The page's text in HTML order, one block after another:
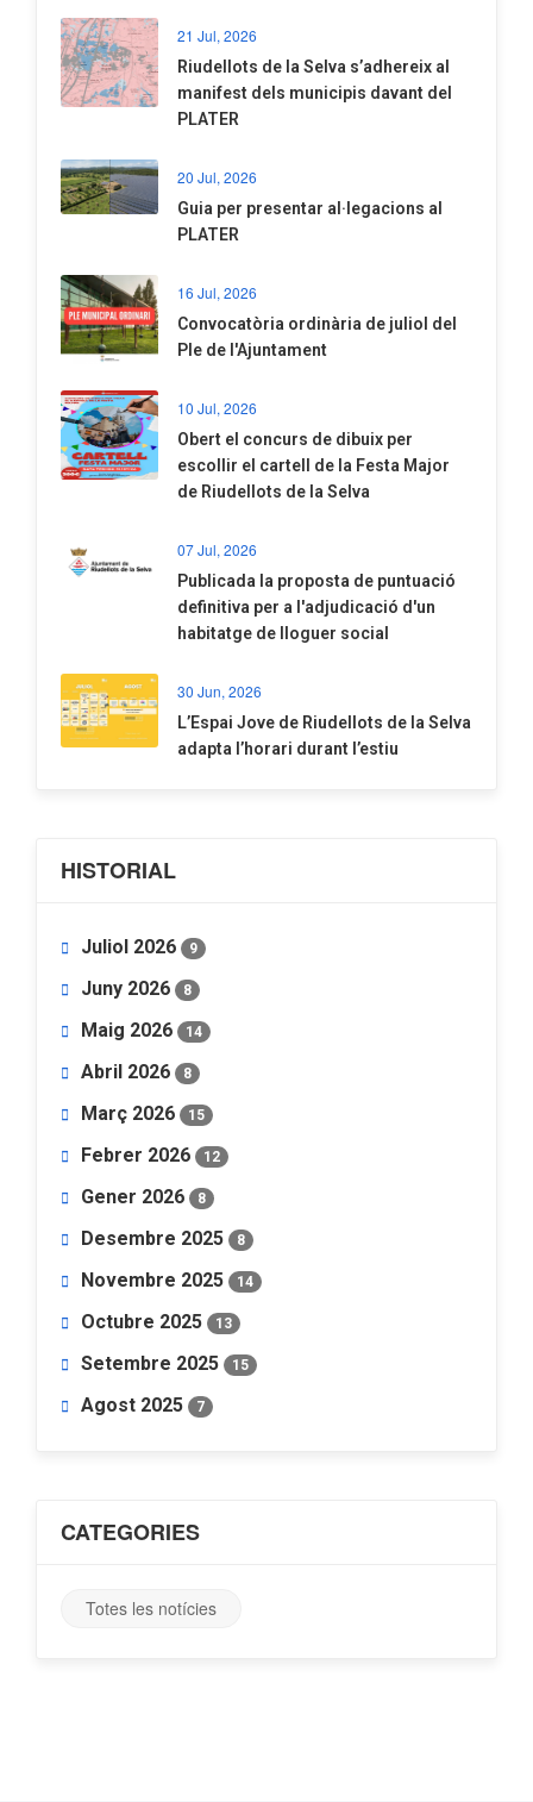
21 Jul, 2026
Riudellots de la Selva s’adhereix al
manifest dels municipis davant del
PLATER
20 Jul, 2026
​Guia per presentar al·legacions al
PLATER
16 Jul, 2026
Convocatòria ordinària de juliol del
Ple de l'Ajuntament
10 Jul, 2026
​Obert el concurs de dibuix per
escollir el cartell de la Festa Major
de Riudellots de la Selva
07 Jul, 2026
​Publicada la proposta de puntuació
definitiva per a l'adjudicació d'un
habitatge de lloguer social
30 Jun, 2026
​L’Espai Jove de Riudellots de la Selva
adapta l’horari durant l’estiu
HISTORIAL
Juliol 2026 9
Juny 2026 8
Maig 2026 14
Abril 2026 8
Març 2026 15
Febrer 2026 12
Gener 2026 8
Desembre 2025 8
Novembre 2025 14
Octubre 2025 13
Setembre 2025 15
Agost 2025 7
CATEGORIES
Totes les notícies